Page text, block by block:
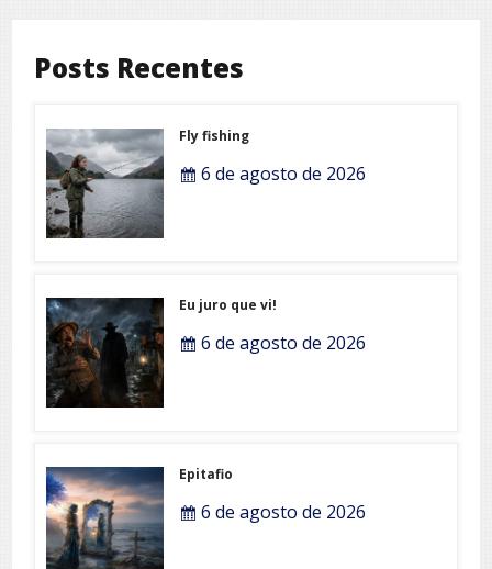
Posts Recentes
Fly fishing
6 de agosto de 2026
Eu juro que vi!
6 de agosto de 2026
Epitafio
6 de agosto de 2026